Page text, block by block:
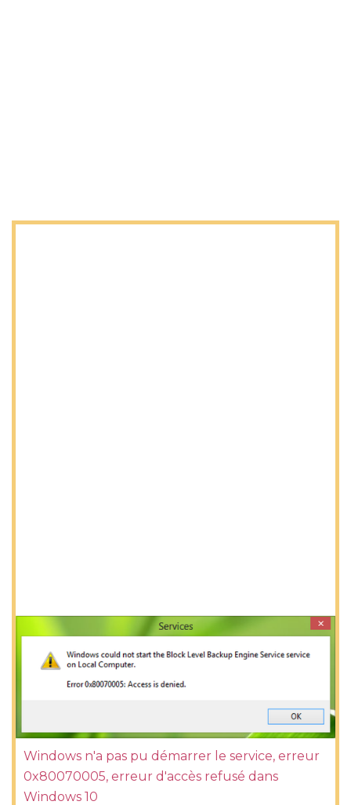
Windows n'a pas pu démarrer le service, erreur
0x80070005, erreur d'accès refusé dans
Windows 10